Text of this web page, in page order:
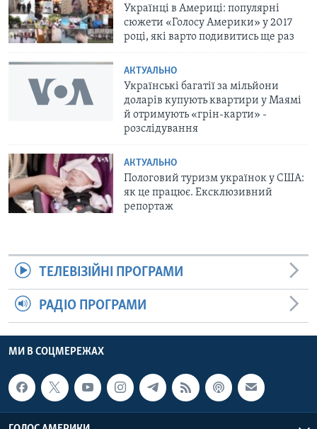
Українці в Америці: популярні
сюжети «Голосу Америки» у 2017
році, які варто подивитись ще раз
АКТУАЛЬНО
Українські багатії за мільйони
доларів купують квартири у Маямі
й отримують «грін-карти» -
розслідування
АКТУАЛЬНО
Пологовий туризм українок у США:
як це працює. Ексклюзивний
репортаж
ТЕЛЕВІЗІЙНІ ПРОГРАМИ
РАДІО ПРОГРАМИ
МИ В СОЦМЕРЕЖАХ